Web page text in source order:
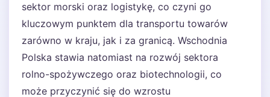
sektor morski oraz logistykę, co czyni go
kluczowym punktem dla transportu towarów
zarówno w kraju, jak i za granicą. Wschodnia
Polska stawia natomiast na rozwój sektora
rolno-spożywczego oraz biotechnologii, co
może przyczynić się do wzrostu